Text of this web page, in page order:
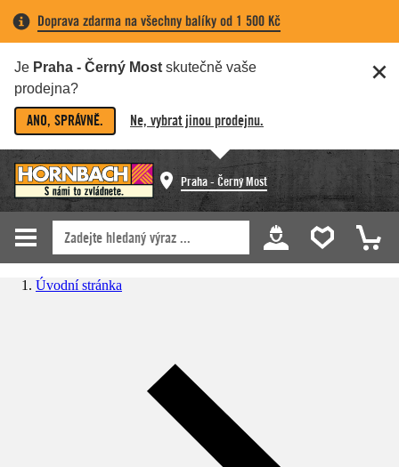
Doprava zdarma na všechny balíky od 1 500 Kč
Je Praha - Černý Most skutečně vaše
prodejna?
ANO, SPRÁVNĚ. Ne, vybrat jinou prodejnu.
Praha - Černý Most
Úvodní stránka